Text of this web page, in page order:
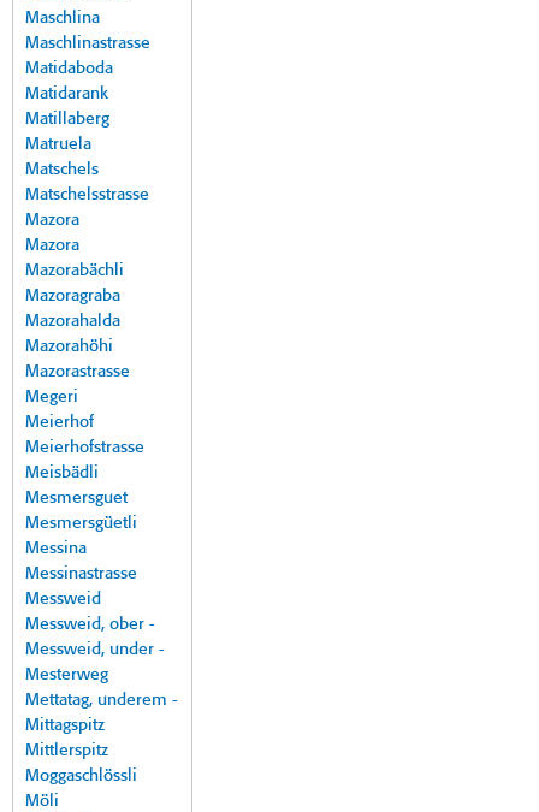
Maschlina
Maschlinastrasse
Matidaboda
Matidarank
Matillaberg
Matruela
Matschels
Matschelsstrasse
Mazora
Mazora
Mazorabächli
Mazoragraba
Mazorahalda
Mazorahöhi
Mazorastrasse
Megeri
Meierhof
Meierhofstrasse
Meisbädli
Mesmersguet
Mesmersgüetli
Messina
Messinastrasse
Messweid
Messweid, ober -
Messweid, under -
Mesterweg
Mettatag, underem -
Mittagspitz
Mittlerspitz
Moggaschlössli
Möli